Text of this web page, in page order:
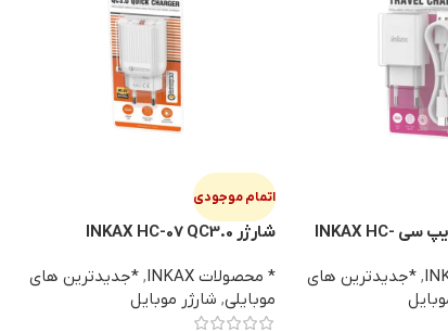
شارژر با کابل تایپ سی INKAX HC-
, *جدیدترین های
اتمام موجودی
شارژر INKAX HC-07 QC3.0
* محصولات INKAX , *جدیدترین های
موبایلی, شارژر موبایل